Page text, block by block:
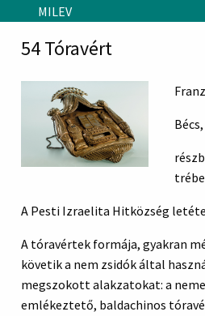
Skip to main content
MILEV
54 Tóravért
A Pesti Izraelita Hitközség
A tóravértek formája, gyakran
követik a nem zsidók által
megszokott alakzatokat: a
emlékeztető, baldachinos